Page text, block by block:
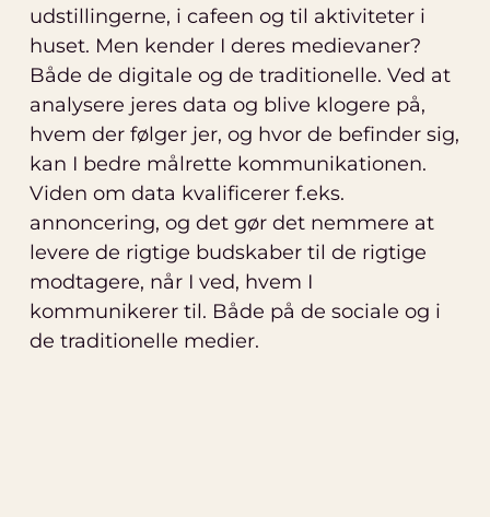
udstillingerne, i cafeen og til aktiviteter i
huset. Men kender I deres medievaner?
Både de digitale og de traditionelle. Ved at
analysere jeres data og blive klogere på,
hvem der følger jer, og hvor de befinder sig,
kan I bedre målrette kommunikationen.
Viden om data kvalificerer f.eks.
annoncering, og det gør det nemmere at
levere de rigtige budskaber til de rigtige
modtagere, når I ved, hvem I
kommunikerer til. Både på de sociale og i
de traditionelle medier.